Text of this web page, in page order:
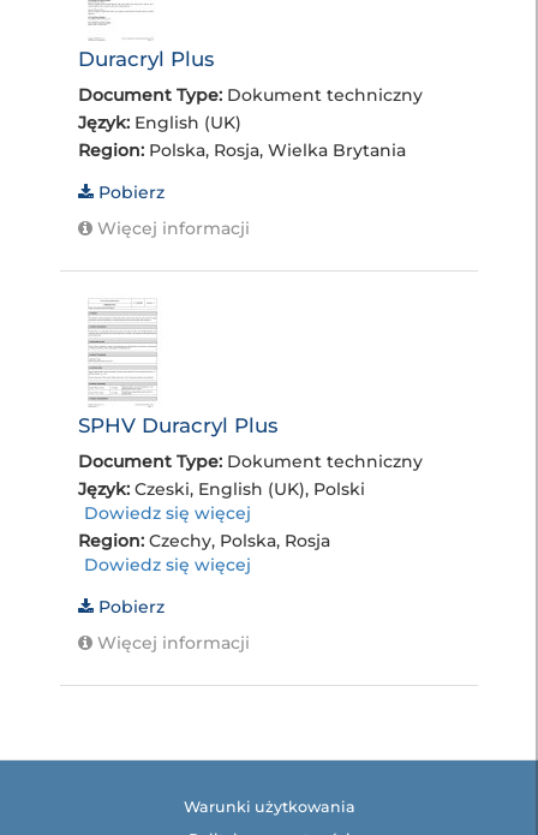
Duracryl Plus
Document Type: Dokument techniczny
Język: English (UK)
Region: Polska, Rosja, Wielka Brytania
Pobierz
Więcej informacji
SPHV Duracryl Plus
Document Type: Dokument techniczny
Język: Czeski, English (UK), Polski
Dowiedz się więcej
Region: Czechy, Polska, Rosja
Dowiedz się więcej
Pobierz
Więcej informacji
Warunki użytkowania